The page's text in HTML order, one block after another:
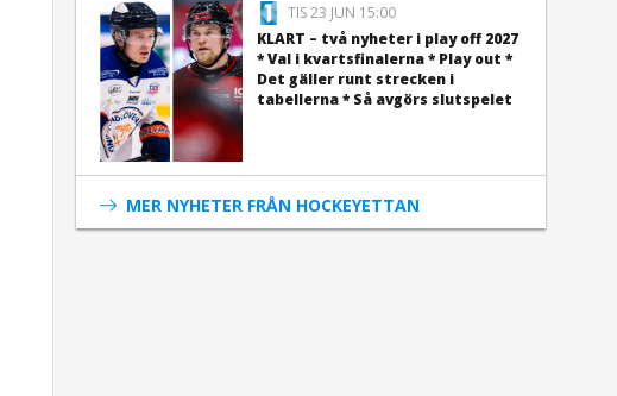
TIS 23 JUN 15:00
KLART – två nyheter i play off 2027
* Val i kvartsfinalerna * Play out *
Det gäller runt strecken i
tabellerna * Så avgörs slutspelet
MER NYHETER FRÅN HOCKEYETTAN